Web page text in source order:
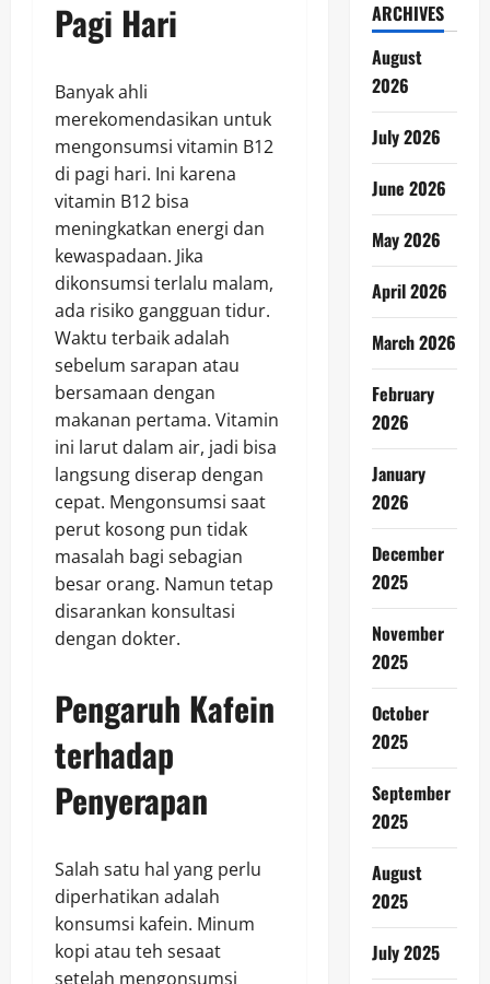
Pagi Hari
Banyak ahli
merekomendasikan untuk
mengonsumsi vitamin B12
di pagi hari. Ini karena
vitamin B12 bisa
meningkatkan energi dan
kewaspadaan. Jika
dikonsumsi terlalu malam,
ada risiko gangguan tidur.
Waktu terbaik adalah
sebelum sarapan atau
bersamaan dengan
makanan pertama. Vitamin
ini larut dalam air, jadi bisa
langsung diserap dengan
cepat. Mengonsumsi saat
perut kosong pun tidak
masalah bagi sebagian
besar orang. Namun tetap
disarankan konsultasi
dengan dokter.
Pengaruh Kafein
terhadap
Penyerapan
Salah satu hal yang perlu
diperhatikan adalah
konsumsi kafein. Minum
kopi atau teh sesaat
setelah mengonsumsi
ARCHIVES
August
2026
July 2026
June 2026
May 2026
April 2026
March 2026
February
2026
January
2026
December
2025
November
2025
October
2025
September
2025
August
2025
July 2025